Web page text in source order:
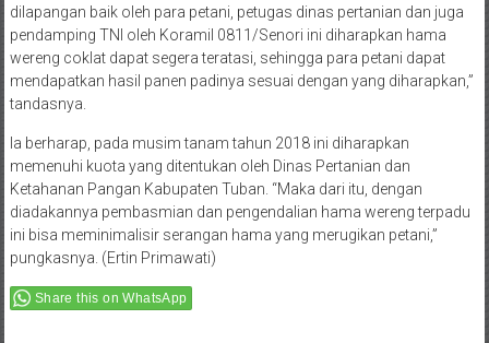
dilapangan baik oleh para petani, petugas dinas pertanian dan juga
pendamping TNI oleh Koramil 0811/Senori ini diharapkan hama
wereng coklat dapat segera teratasi, sehingga para petani dapat
mendapatkan hasil panen padinya sesuai dengan yang diharapkan,”
tandasnya.
Ia berharap, pada musim tanam tahun 2018 ini diharapkan
memenuhi kuota yang ditentukan oleh Dinas Pertanian dan
Ketahanan Pangan Kabupaten Tuban. “Maka dari itu, dengan
diadakannya pembasmian dan pengendalian hama wereng terpadu
ini bisa meminimalisir serangan hama yang merugikan petani,”
pungkasnya. (Ertin Primawati)
Share this on WhatsApp